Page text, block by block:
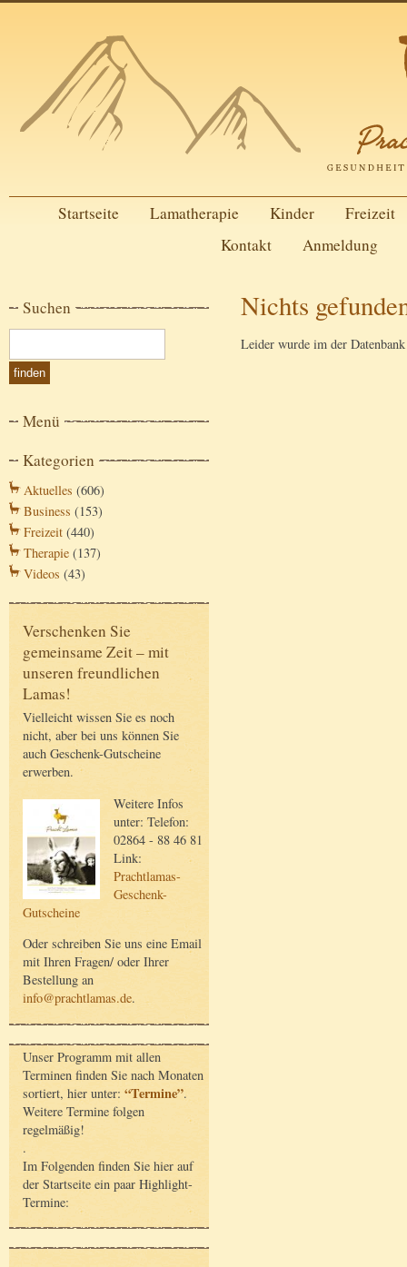
Startseite Lamatherapie Kinder
Freizeit
Kontakt
Anmeldung
Suchen
Menü
Kategorien
Aktuelles (606)
Business (153)
Freizeit (440)
Therapie (137)
Videos (43)
Verschenken Sie
gemeinsame Zeit – mit
unseren freundlichen
Lamas!
Vielleicht wissen Sie es noch
nicht, aber bei uns können Sie
auch Geschenk-Gutscheine
erwerben.
Weitere Infos
unter: Telefon:
02864 - 88 46 81
Link:
Prachtlamas-
Geschenk-
Gutscheine
Oder schreiben Sie uns eine Email
mit Ihren Fragen/ oder Ihrer
Bestellung an
info@prachtlamas.de.
Unser Programm mit allen
Terminen finden Sie nach Monaten
sortiert, hier unter: “Termine”.
Weitere Termine folgen
regelmäßig!
.
Im Folgenden finden Sie hier auf
der Startseite ein paar Highlight-
Termine:
Nichts
Leider wurde im der